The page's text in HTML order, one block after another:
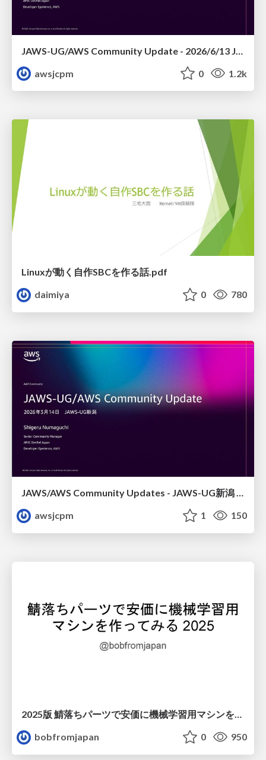
awsjcpm
0 1.2k
Linuxが動く自作SBCを作る話.pdf
daimiya
0 780
JAWS/AWS Community Updates - JAWS-UG新潟 #29
awsjcpm
1 150
bobfromjapan
0 950